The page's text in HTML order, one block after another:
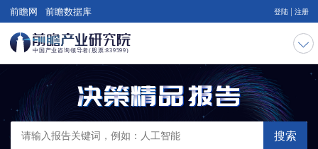
前瞻网 前瞻数据库 登陆 注册
搜索